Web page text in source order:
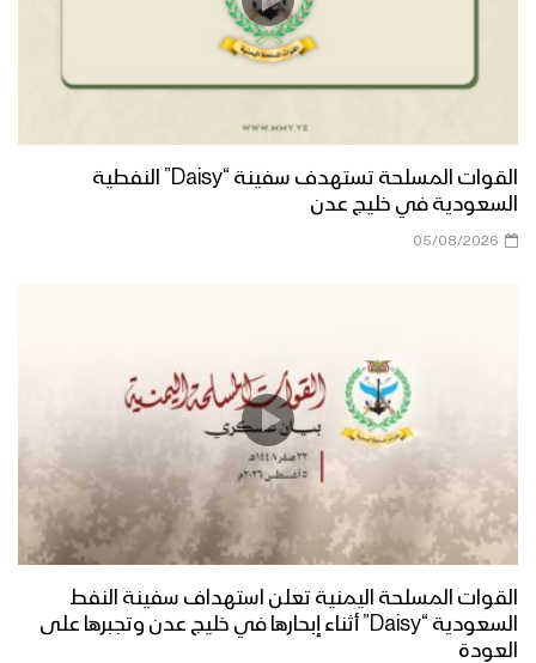
القوات المسلحة تستهدف سفينة “Daisy” النفطية
السعودية في خليج عدن
05/08/2026
القوات المسلحة اليمنية تعلن استهداف سفينة النفط
السعودية “Daisy” أثناء إبحارها في خليج عدن وتجبرها على
العودة